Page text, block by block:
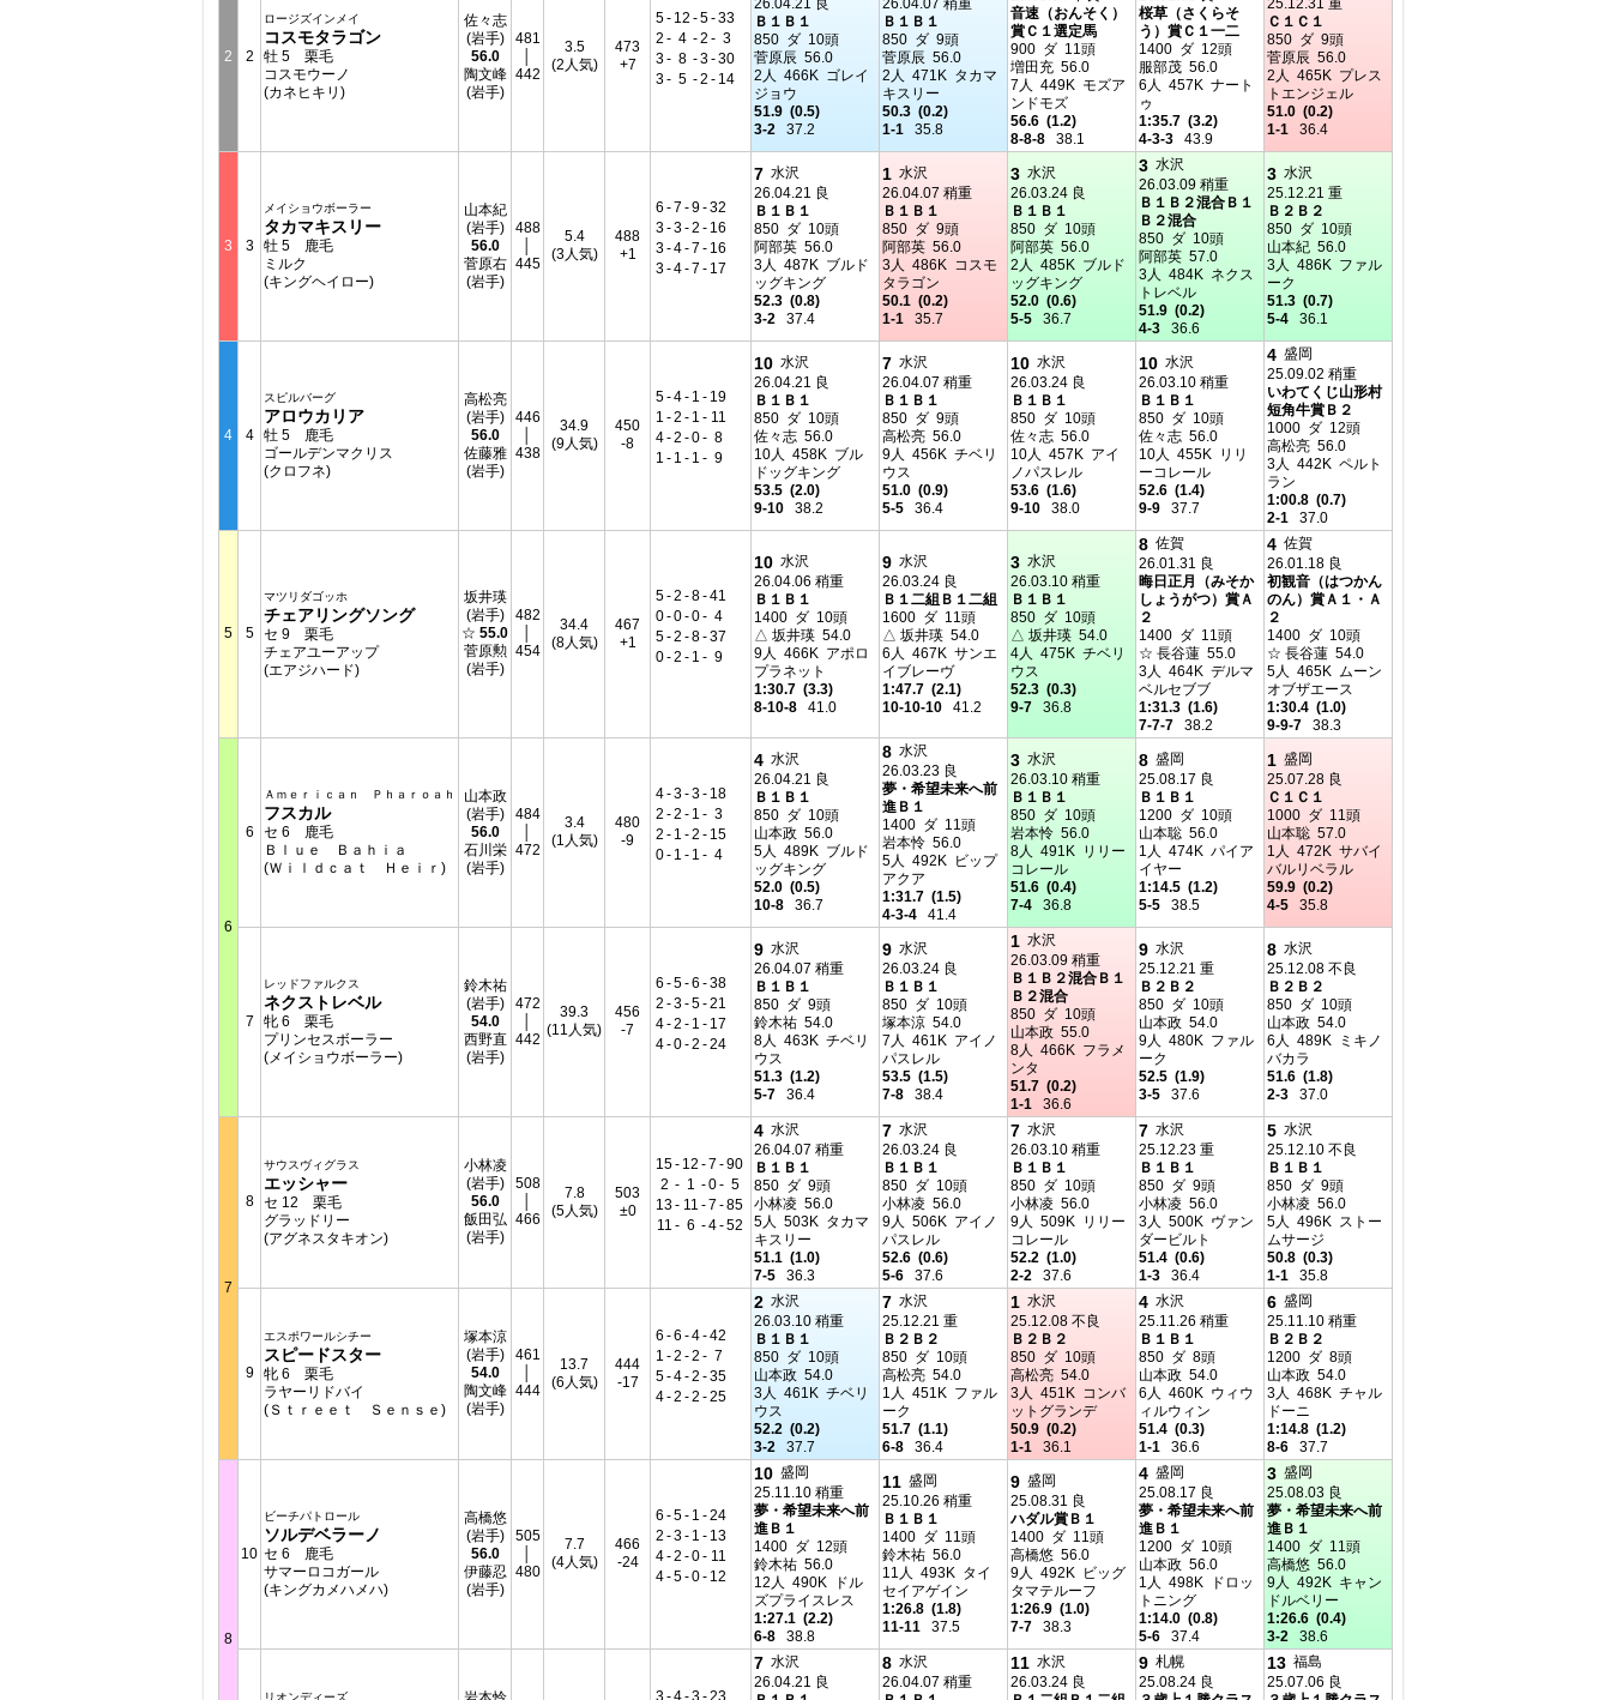
2 2
ロージズインメイ
コスモタラゴン
牡 5 栗毛
コスモウーノ
(カネヒキリ)
佐々志
(岩手)
56.0
陶文峰
(岩手)
481
442
3.5
(2人気)
473
+7
5- 12 -5-33
2 - 4 -2 - 3
3- 8 -3-30
3- 5 -2 - 14
26.04.21 良
Ｂ１Ｂ１
850 ダ 10頭
菅原辰 56.0
2人 466K ゴレイ
ジョウ
51.9 (0.5)
3-2
37.2
26.04.07 稍重
Ｂ１Ｂ１
850 ダ 9頭
菅原辰 56.0
2人 471K タカマ
キスリー
50.3 (0.2)
1-1
35.8
音速（おんそく）
賞Ｃ１選定馬
900 ダ 11頭
増田充 56.0
7人 449K モズア
ンドモズ
56.6 (1.2)
8-8-8
38.1
桜草（さくらそ
う）賞Ｃ１一二
1400 ダ 12頭
服部茂 56.0
6人 457K ナート
ゥ
1:35.7 (3.2)
4-3-3
43.9
25.12.31 重
Ｃ１Ｃ１
850 ダ 9頭
菅原辰 56.0
2人 465K プレス
トエンジェル
51.0 (0.2)
1-1
36.4
3 3
メイショウボーラー
タカマキスリー
牡 5 鹿毛
ミルク
(キングヘイロー)
山本紀
(岩手)
56.0
菅原右
(岩手)
488
445
5.4
(3人気)
488
+1
6 -7 -9-32
3-3-2 - 16
3-4-7 - 16
3-4-7 - 17
7 水沢
26.04.21 良
Ｂ１Ｂ１
850 ダ 10頭
阿部英 56.0
3人 487K ブルド
ッグキング
52.3 (0.8)
3-2
37.4
1 水沢
26.04.07 稍重
Ｂ１Ｂ１
850 ダ 9頭
阿部英 56.0
3人 486K コスモ
タラゴン
50.1 (0.2)
1-1
35.7
3 水沢
26.03.24 良
Ｂ１Ｂ１
850 ダ 10頭
阿部英 56.0
2人 485K ブルド
ッグキング
52.0 (0.6)
5-5
36.7
3 水沢
26.03.09 稍重
Ｂ１Ｂ２混合Ｂ１
Ｂ２混合
850 ダ 10頭
阿部英 57.0
3人 484K ネクス
トレベル
51.9 (0.2)
4-3
36.6
3 水沢
25.12.21 重
Ｂ２Ｂ２
850 ダ 10頭
山本紀 56.0
3人 486K ファル
ーク
51.3 (0.7)
5-4
36.1
4 4
スピルバーグ
アロウカリア
牡 5 鹿毛
ゴールデンマクリス
(クロフネ)
高松亮
(岩手)
56.0
佐藤雅
(岩手)
446
438
34.9
(9人気)
450
-8
5-4- 1 - 19
1 -2 - 1 - 11
4-2 -0- 8
1 - 1 - 1 - 9
10 水沢
26.04.21 良
Ｂ１Ｂ１
850 ダ 10頭
佐々志 56.0
10人 458K ブル
ドッグキング
53.5 (2.0)
9-10
38.2
7 水沢
26.04.07 稍重
Ｂ１Ｂ１
850 ダ 9頭
高松亮 56.0
9人 456K チベリ
ウス
51.0 (0.9)
5-5
36.4
10 水沢
26.03.24 良
Ｂ１Ｂ１
850 ダ 10頭
佐々志 56.0
10人 457K アイ
ノパスレル
53.6 (1.6)
9-10
38.0
10 水沢
26.03.10 稍重
Ｂ１Ｂ１
850 ダ 10頭
佐々志 56.0
10人 455K リリ
ーコレール
52.6 (1.4)
9-9
37.7
4 盛岡
25.09.02 稍重
いわてくじ山形村
短角牛賞Ｂ２
1000 ダ 12頭
高松亮 56.0
3人 442K ペルト
ラン
1:00.8 (0.7)
2-1
37.0
5 5
マツリダゴッホ
チェアリングソング
セ 9 栗毛
チェアユーアップ
(エアジハード)
坂井瑛
(岩手)
☆ 55.0
菅原勲
(岩手)
482
454
34.4
(8人気)
467
+1
5-2 -8-41
0-0-0- 4
5-2 -8-37
0-2 - 1 - 9
10 水沢
26.04.06 稍重
Ｂ１Ｂ１
1400 ダ 10頭
△ 坂井瑛 54.0
9人 466K アポロ
プラネット
1:30.7 (3.3)
8-10-8
41.0
9 水沢
26.03.24 良
Ｂ１二組Ｂ１二組
1600 ダ 11頭
△ 坂井瑛 54.0
6人 467K サンエ
イブレーヴ
1:47.7 (2.1)
10-10-10
41.2
3 水沢
26.03.10 稍重
Ｂ１Ｂ１
850 ダ 10頭
△ 坂井瑛 54.0
4人 475K チベリ
ウス
52.3 (0.3)
9-7
36.8
8 佐賀
26.01.31 良
晦日正月（みそか
しょうがつ）賞Ａ
２
1400 ダ 11頭
☆ 長谷蓮 55.0
3人 464K デルマ
ベルセブブ
1:31.3 (1.6)
7-7-7
38.2
4 佐賀
26.01.18 良
初観音（はつかん
のん）賞Ａ１・Ａ
２
1400 ダ 10頭
☆ 長谷蓮 54.0
5人 465K ムーン
オブザエース
1:30.4 (1.0)
9-9-7
38.3
6
6
Ａｍｅｒｉｃａｎ Ｐｈａｒｏａｈ
フスカル
セ 6 鹿毛
Ｂｌｕｅ Ｂａｈｉａ
(Ｗｉｌｄｃａｔ Ｈｅｉｒ)
山本政
(岩手)
56.0
石川栄
(岩手)
484
472
3.4
(1人気)
480
-9
4-3-3- 18
2 -2 - 1 - 3
2 - 1 -2 - 15
0- 1 - 1 - 4
4 水沢
26.04.21 良
Ｂ１Ｂ１
850 ダ 10頭
山本政 56.0
5人 489K ブルド
ッグキング
52.0 (0.5)
10-8
36.7
8 水沢
26.03.23 良
夢・希望未来へ前
進Ｂ１
1400 ダ 11頭
岩本怜 56.0
5人 492K ビップ
アクア
1:31.7 (1.5)
4-3-4
41.4
3 水沢
26.03.10 稍重
Ｂ１Ｂ１
850 ダ 10頭
岩本怜 56.0
8人 491K リリー
コレール
51.6 (0.4)
7-4
36.8
8 盛岡
25.08.17 良
Ｂ１Ｂ１
1200 ダ 10頭
山本聡 56.0
1人 474K パイア
イヤー
1:14.5 (1.2)
5-5
38.5
1 盛岡
25.07.28 良
Ｃ１Ｃ１
1000 ダ 11頭
山本聡 57.0
1人 472K サバイ
バルリベラル
59.9 (0.2)
4-5
35.8
7
レッドファルクス
ネクストレベル
牝 6 栗毛
プリンセスボーラー
(メイショウボーラー)
鈴木祐
(岩手)
54.0
西野直
(岩手)
472
442
39.3
(11人気)
456
-7
6 -5-6 -38
2 -3-5-21
4-2 - 1 - 17
4-0-2 -24
9 水沢
26.04.07 稍重
Ｂ１Ｂ１
850 ダ 9頭
鈴木祐 54.0
8人 463K チベリ
ウス
51.3 (1.2)
5-7
36.4
9 水沢
26.03.24 良
Ｂ１Ｂ１
850 ダ 10頭
塚本涼 54.0
7人 461K アイノ
パスレル
53.5 (1.5)
7-8
38.4
1 水沢
26.03.09 稍重
Ｂ１Ｂ２混合Ｂ１
Ｂ２混合
850 ダ 10頭
山本政 55.0
8人 466K フラメ
ンタ
51.7 (0.2)
1-1
36.6
9 水沢
25.12.21 重
Ｂ２Ｂ２
850 ダ 10頭
山本政 54.0
9人 480K ファル
ーク
52.5 (1.9)
3-5
37.6
8 水沢
25.12.08 不良
Ｂ２Ｂ２
850 ダ 10頭
山本政 54.0
6人 489K ミキノ
バカラ
51.6 (1.8)
2-3
37.0
7
8
サウスヴィグラス
エッシャー
セ 12 栗毛
グラッドリー
(アグネスタキオン)
小林凌
(岩手)
56.0
飯田弘
(岩手)
508
466
7.8
(5人気)
503
±0
15- 12 -7 -90
2 - 1 -0- 5
13- 11 -7 -85
11 - 6 -4-52
4 水沢
26.04.07 稍重
Ｂ１Ｂ１
850 ダ 9頭
小林凌 56.0
5人 503K タカマ
キスリー
51.1 (1.0)
7-5
36.3
7 水沢
26.03.24 良
Ｂ１Ｂ１
850 ダ 10頭
小林凌 56.0
9人 506K アイノ
パスレル
52.6 (0.6)
5-6
37.6
7 水沢
26.03.10 稍重
Ｂ１Ｂ１
850 ダ 10頭
小林凌 56.0
9人 509K リリー
コレール
52.2 (1.0)
2-2
37.6
7 水沢
25.12.23 重
Ｂ１Ｂ１
850 ダ 9頭
小林凌 56.0
3人 500K ヴァン
ダービルト
51.4 (0.6)
1-3
36.4
5 水沢
25.12.10 不良
Ｂ１Ｂ１
850 ダ 9頭
小林凌 56.0
5人 496K ストー
ムサージ
50.8 (0.3)
1-1
35.8
9
エスポワールシチー
スピードスター
牝 6 栗毛
ラヤーリドバイ
(Ｓｔｒｅｅｔ Ｓｅｎｓｅ)
塚本涼
(岩手)
54.0
陶文峰
(岩手)
461
444
13.7
(6人気)
444
-17
6 -6 -4-42
1 -2 -2 - 7
5-4-2 -35
4-2 -2 -25
2 水沢
26.03.10 稍重
Ｂ１Ｂ１
850 ダ 10頭
山本政 54.0
3人 461K チベリ
ウス
52.2 (0.2)
3-2
37.7
7 水沢
25.12.21 重
Ｂ２Ｂ２
850 ダ 10頭
高松亮 54.0
1人 451K ファル
ーク
51.7 (1.1)
6-8
36.4
1 水沢
25.12.08 不良
Ｂ２Ｂ２
850 ダ 10頭
高松亮 54.0
3人 451K コンバ
ットグランデ
50.9 (0.2)
1-1
36.1
4 水沢
25.11.26 稍重
Ｂ１Ｂ１
850 ダ 8頭
山本政 54.0
6人 460K ウィウ
ィルウィン
51.4 (0.3)
1-1
36.6
6 盛岡
25.11.10 稍重
Ｂ２Ｂ２
1200 ダ 8頭
山本政 54.0
3人 468K チャル
ドーニ
1:14.8 (1.2)
8-6
37.7
8
10
ビーチパトロール
ソルデベラーノ
セ 6 鹿毛
サマーロコガール
(キングカメハメハ)
高橋悠
(岩手)
56.0
伊藤忍
(岩手)
505
480
7.7
(4人気)
466
-24
6 -5- 1 -24
2 -3- 1 - 13
4-2 -0- 11
4-5-0- 12
10 盛岡
25.11.10 稍重
夢・希望未来へ前
進Ｂ１
1400 ダ 12頭
鈴木祐 56.0
12人 490K ドル
ズプライスレス
1:27.1 (2.2)
6-8
38.8
11 盛岡
25.10.26 稍重
Ｂ１Ｂ１
1400 ダ 11頭
鈴木祐 56.0
11人 493K タイ
セイアゲイン
1:26.8 (1.8)
11-11
37.5
9 盛岡
25.08.31 良
ハダル賞Ｂ１
1400 ダ 11頭
高橋悠 56.0
9人 492K ビッグ
タマテルーフ
1:26.9 (1.0)
7-7
38.3
4 盛岡
25.08.17 良
夢・希望未来へ前
進Ｂ１
1200 ダ 10頭
山本政 56.0
1人 498K ドロッ
トニング
1:14.0 (0.8)
5-6
37.4
3 盛岡
25.08.03 良
夢・希望未来へ前
進Ｂ１
1400 ダ 11頭
高橋悠 56.0
9人 492K キャン
ドルベリー
1:26.6 (0.4)
3-2
38.6
7 水沢
26.04.21 良
8 水沢
26.04.07 稍重
11 水沢
26.03.24 良
9 札幌
25.08.24 良
13 福島
25.07.06 良